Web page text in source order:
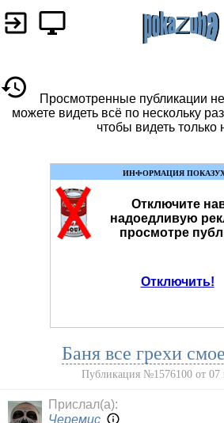
Просмотренные публикации
можете видеть всё по нескольку
чтобы видеть только
ИНФОРМАЦИЯ
Отключите
надоедливую
просмотре
Отключить!
Баня все грехи
Публикация №1576100 от 07
Прислал(a):
Черемис